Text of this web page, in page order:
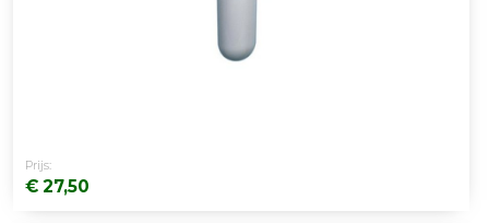
Prijs:
€ 27,50